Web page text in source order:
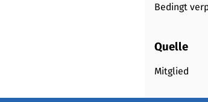
Bedingt
Quelle
Mitglied